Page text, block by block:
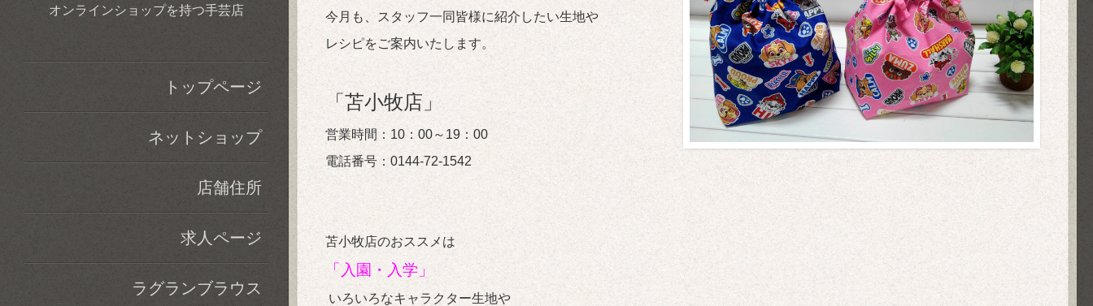
今月も、スタッフ一同皆様に紹介したい生地や
レシピをご案内いたします。
「苫小牧店」
営業時間：10：00～19：00
電話番号：0144-72-1542
苫小牧店のおススメは
「入園・入学」
いろいろなキャラクター生地や
オンラインショップを持つ手芸店
トップページ
ネットショップ
店舗住所
求人ページ
ラグランブラウス